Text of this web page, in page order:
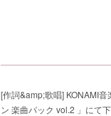
[作詞&amp;歌唱] KONAMI
ン 楽曲パック vol.2 」にて